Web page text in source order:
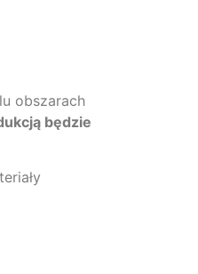
obszarach
będzie